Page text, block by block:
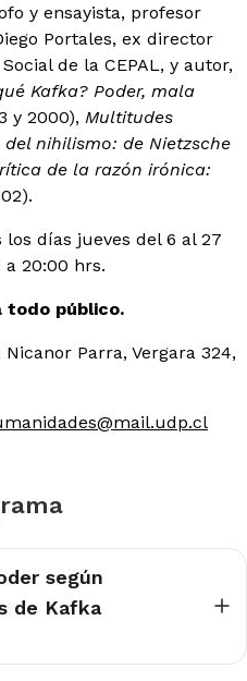
y ensayista, profesor
Portales, ex director
de la CEPAL, y autor,
Kafka? Poder, mala
y 2000), Multitudes
del nihilismo: de Nietzsche
de la razón irónica:
los días jueves del 6 al 27
a 20:00 hrs.
todo público.
Parra, Vergara 324,
según
de Kafka